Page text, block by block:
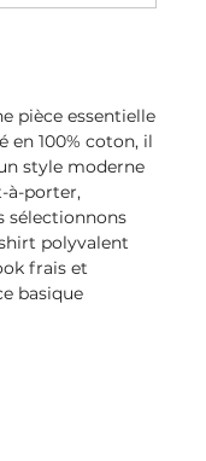
pièce essentielle
100% coton, il
style moderne
à-porter,
sélectionnons
polyvalent
frais et
basique